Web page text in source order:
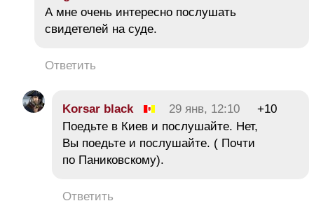
А мне очень интересно послушать
свидетелей на суде.
Ответить
Korsar black 29 янв, 12:10
+10
Поедьте в Киев и послушайте. Нет,
Вы поедьте и послушайте. ( Почти
по Паниковскому).
Ответить